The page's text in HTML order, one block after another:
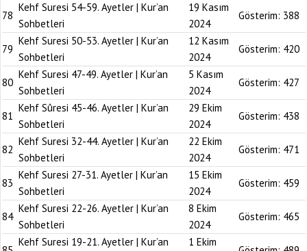
78
Kehf Suresi 54-59. Ayetler | Kur’an
Sohbetleri
19 Kasım
2024
Gösterim: 388
79
Kehf Suresi 50-53. Ayetler | Kur’an
Sohbetleri
12 Kasım
2024
Gösterim: 420
80
Kehf Suresi 47-49. Ayetler | Kur’an
Sohbetleri
5 Kasım
2024
Gösterim: 427
81
Kehf Sûresi 45-46. Ayetler | Kur’an
Sohbetleri
29 Ekim
2024
Gösterim: 438
82
Kehf Suresi 32-44. Ayetler | Kur’an
Sohbetleri
22 Ekim
2024
Gösterim: 471
83
Kehf Suresi 27-31. Ayetler | Kur’an
Sohbetleri
15 Ekim
2024
Gösterim: 459
84
Kehf Suresi 22-26. Ayetler | Kur’an
Sohbetleri
8 Ekim
2024
Gösterim: 465
Kehf Suresi 19-21. Ayetler | Kur’an
1 Ekim